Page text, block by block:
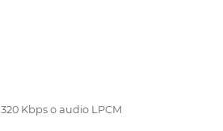
Kbps o audio LPCM